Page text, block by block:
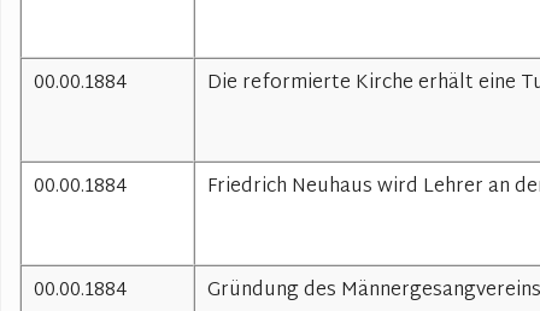
00.00.1884 Die reformierte Kirche erhält eine
00.00.1884 Friedrich Neuhaus wird Lehrer an
00.00.1884 Gründung des